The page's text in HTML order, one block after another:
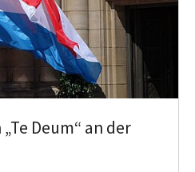
Deum“ an der